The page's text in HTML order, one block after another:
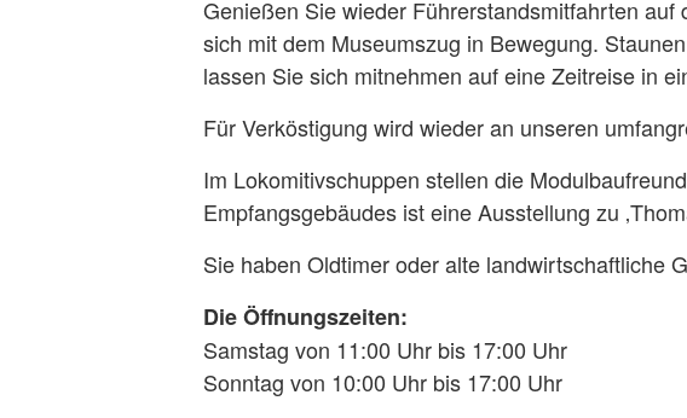
Genießen Sie wieder Führerstandsmitfahrten auf
sich mit dem Museumszug in Bewegung.
lassen Sie sich mitnehmen auf eine Zeitreise in
Für Verköstigung wird wieder an unseren
Im Lokomitivschuppen stellen die
Empfangsgebäudes ist eine Ausstellung zu
Sie haben Oldtimer oder alte landwirtschaftliche
Die Öffnungszeiten:
Samstag von 11:00 Uhr bis 17:00 Uhr
Sonntag von 10:00 Uhr bis 17:00 Uhr